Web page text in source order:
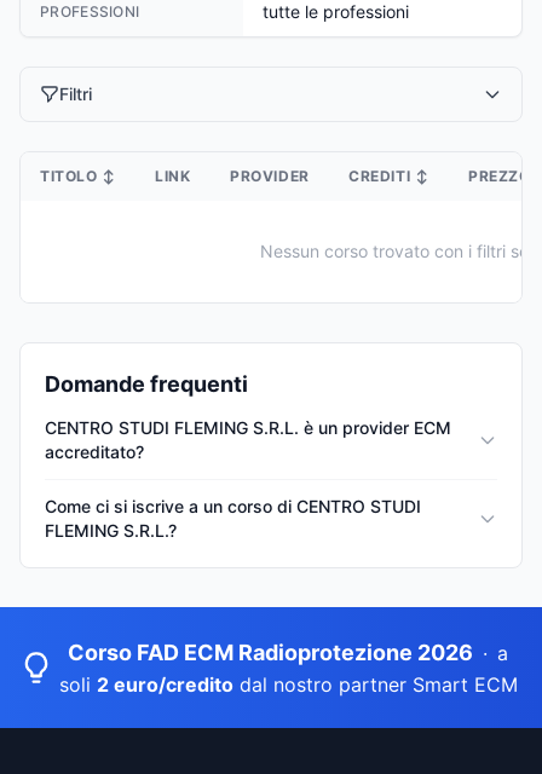
PROFESSIONI tutte le professioni
Filtri
TITOLO ↕ LINK PROVIDER CREDITI ↕ PREZZO
Nessun corso trovato con i filtri
Domande frequenti
CENTRO STUDI FLEMING S.R.L. è un provider ECM
accreditato?
Come ci si iscrive a un corso di CENTRO STUDI
FLEMING S.R.L.?
Corso FAD ECM Radioprotezione 2026 · a
soli 2 euro/creditodal nostro partner Smart ECM